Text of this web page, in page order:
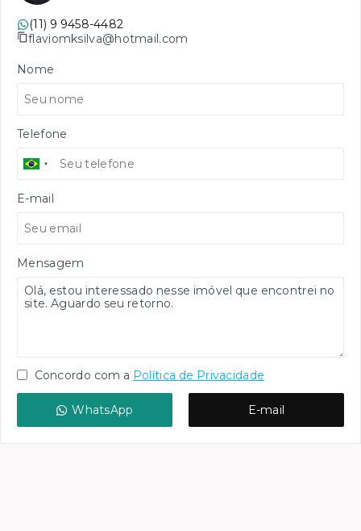
(11) 9 9458-4482
flaviomksilva@hotmail.com
Nome
Telefone
E-mail
Mensagem
Concordo com a Política de Privacidade
WhatsApp E-mail